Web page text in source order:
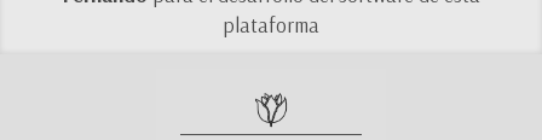
plataforma